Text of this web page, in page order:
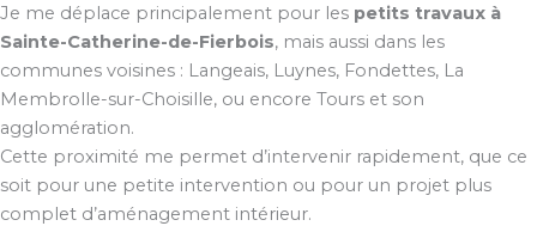
Je me déplace principalement pour les petits travaux à
Sainte-Catherine-de-Fierbois, mais aussi dans les
communes voisines : Langeais, Luynes, Fondettes, La
Membrolle-sur-Choisille, ou encore Tours et son
agglomération.
Cette proximité me permet d’intervenir rapidement, que ce
soit pour une petite intervention ou pour un projet plus
complet d’aménagement intérieur.